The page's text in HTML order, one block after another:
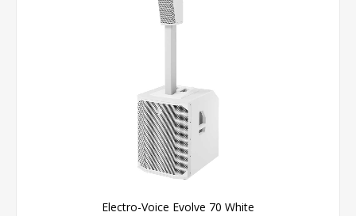
Electro-Voice Evolve 70 White